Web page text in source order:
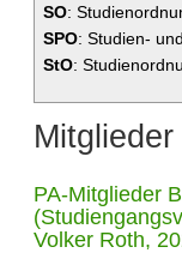
SO:
SPO: Studien-
StO:
PA-Mitglieder
Volker Roth,